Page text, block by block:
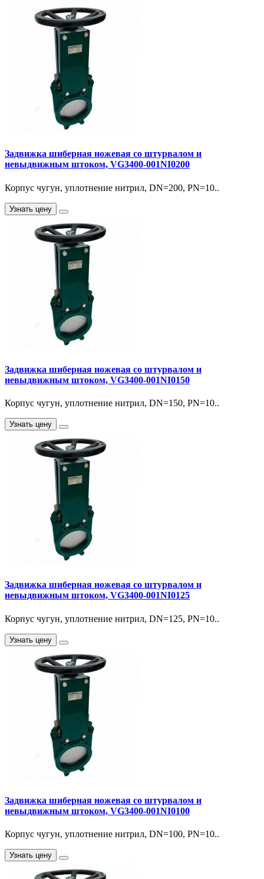
Задвижка шиберная ножевая со штурвалом и
невыдвижным штоком, VG3400-001NI0200
Корпус чугун, уплотнение нитрил, DN=200, PN=10..
Узнать цену
Задвижка шиберная ножевая со штурвалом и
невыдвижным штоком, VG3400-001NI0150
Корпус чугун, уплотнение нитрил, DN=150, PN=10..
Узнать цену
Задвижка шиберная ножевая со штурвалом и
невыдвижным штоком, VG3400-001NI0125
Корпус чугун, уплотнение нитрил, DN=125, PN=10..
Узнать цену
Задвижка шиберная ножевая со штурвалом и
невыдвижным штоком, VG3400-001NI0100
Корпус чугун, уплотнение нитрил, DN=100, PN=10..
Узнать цену